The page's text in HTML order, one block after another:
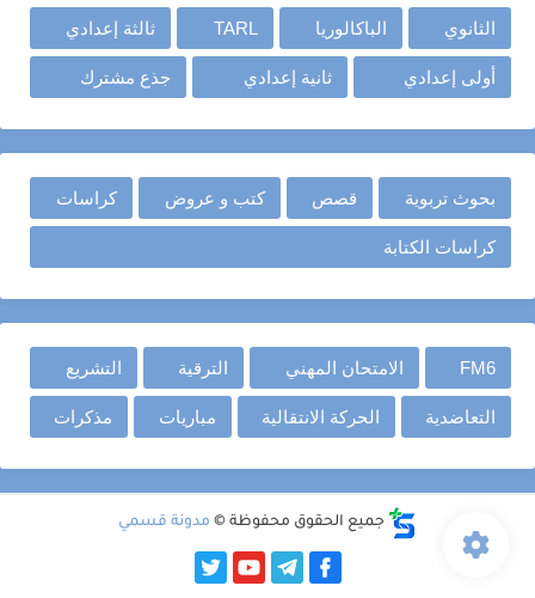
الثانوي الباكالوريا TARL ثالثة إعدادي
أولى إعدادي ثانية إعدادي جذع مشترك
بحوث تربوية قصص كتب و عروض كراسات
كراسات الكتابة
FM6 الامتحان المهني الترقية التشريع
التعاضدية الحركة الانتقالية مباريات مذكرات
جميع الحقوق محفوظة © مدونة قسمي